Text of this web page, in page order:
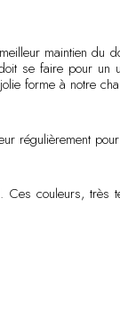
maintien du
se faire pour
forme à notre
régulièrement
couleurs, très